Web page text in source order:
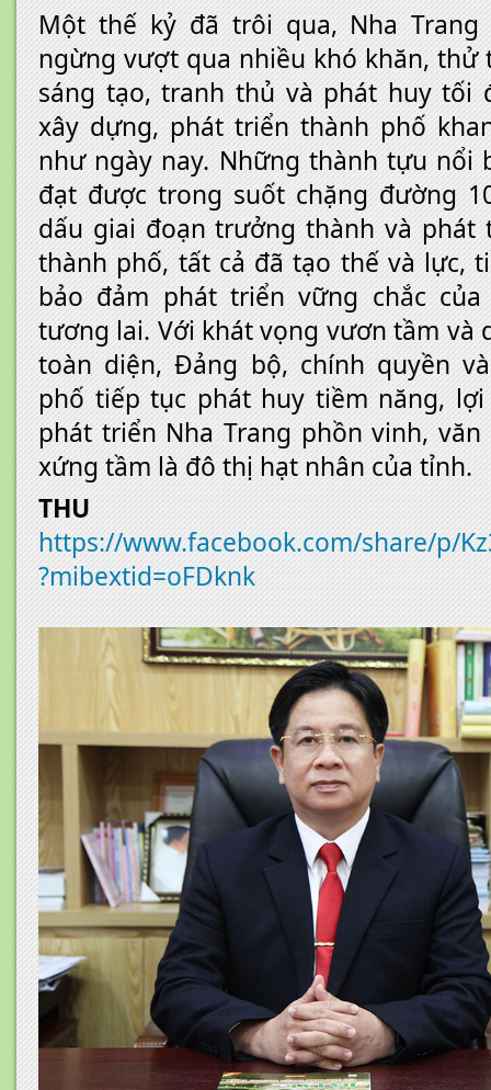
Một thế kỷ đã trôi qua, Nha
ngừng vượt qua nhiều khó khăn, thử
sáng tạo, tranh thủ và phát huy tối
xây dựng, phát triển thành phố
như ngày nay. Những thành tựu nổi
đạt được trong suốt chặng đường
dấu giai đoạn trưởng thành và phát
thành phố, tất cả đã tạo thế và lực,
bảo đảm phát triển vững chắc
tương lai. Với khát vọng vươn tầm và
toàn diện, Đảng bộ, chính quyền
phố tiếp tục phát huy tiềm năng,
phát triển Nha Trang phồn vinh,
xứng tầm là đô thị hạt nhân của tỉnh.
THU
https://www.facebook.com/share/p/
?mibextid=oFDknk